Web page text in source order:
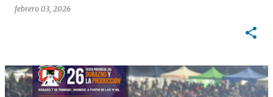
febrero 03, 2026